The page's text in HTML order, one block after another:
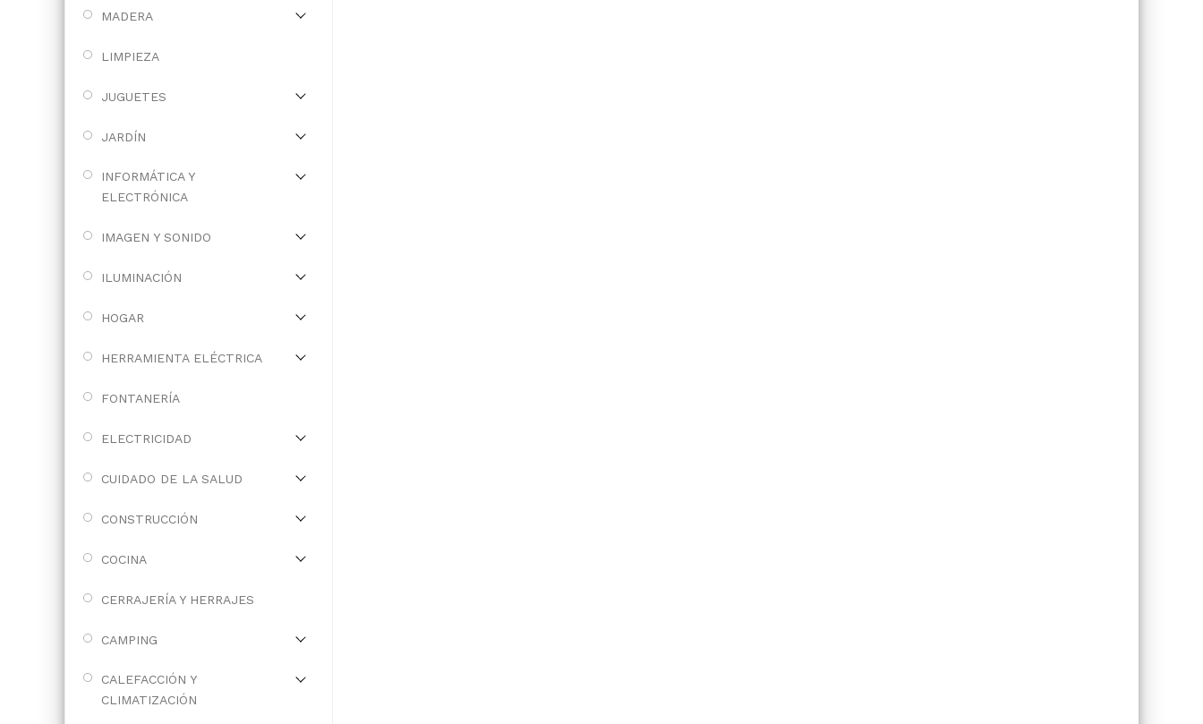
MADERA
LIMPIEZA
JUGUETES
JARDÍN
INFORMÁTICA Y
ELECTRÓNICA
IMAGEN Y SONIDO
ILUMINACIÓN
HOGAR
HERRAMIENTA ELÉCTRICA
FONTANERÍA
ELECTRICIDAD
CUIDADO DE LA SALUD
CONSTRUCCIÓN
COCINA
CERRAJERÍA Y HERRAJES
CAMPING
CALEFACCIÓN Y
CLIMATIZACIÓN